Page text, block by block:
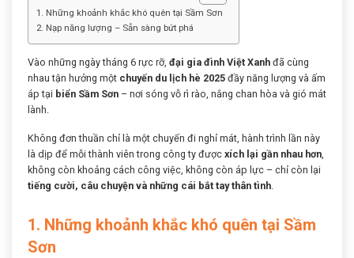
1. Những khoảnh khắc khó quên tại Sầm Sơn
2. Nạp năng lượng – Sẵn sàng bứt phá
Vào những ngày tháng 6 rực rỡ, đại gia đình Việt Xanh đã cùng
nhau tận hưởng một chuyến du lịch hè 2025 đầy năng lượng và ấm
áp tại biển Sầm Sơn – nơi sóng vỗ rì rào, nắng chan hòa và gió mát
lành.
Không đơn thuần chỉ là một chuyến đi nghỉ mát, hành trình lần này
là dịp để mỗi thành viên trong công ty được xích lại gần nhau hơn,
không còn khoảng cách công việc, không còn áp lực – chỉ còn lại
tiếng cười, câu chuyện và những cái bắt tay thân tình.
1. Những khoảnh khắc khó quên tại Sầm
Sơn